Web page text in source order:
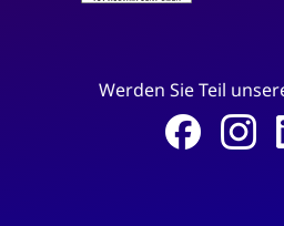
Werden Sie Teil